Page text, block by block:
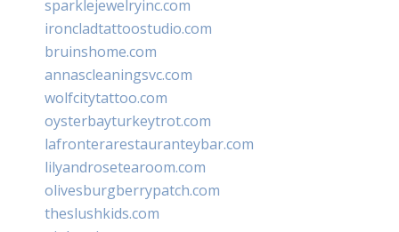
sparklejewelryinc.com
ironcladtattoostudio.com
bruinshome.com
annascleaningsvc.com
wolfcitytattoo.com
oysterbayturkeytrot.com
lafronterarestauranteybar.com
lilyandrosetearoom.com
olivesburgberrypatch.com
theslushkids.com